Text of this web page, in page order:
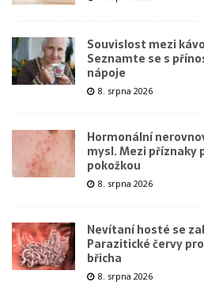
Souvislost mezi
Seznamte se s
nápoje
8. srpna 2026
Hormonální
mysl. Mezi příznaky
pokožkou
8. srpna 2026
Nevítaní hosté se
Parazitické červy
břicha
8. srpna 2026